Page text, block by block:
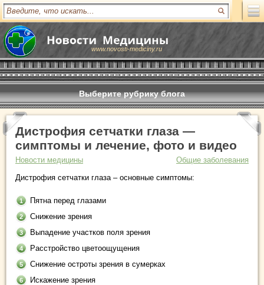
www.novosti-mediciny.ru
Выберите рубрику блога
Дистрофия сетчатки глаза —
симптомы и лечение, фото и видео
Новости медицины
Общие заболевания
Дистрофия сетчатки глаза – основные симптомы:
Пятна перед глазами
Снижение зрения
Выпадение участков поля зрения
Расстройство цветоощущения
Снижение остроты зрения в сумерках
Искажение зрения